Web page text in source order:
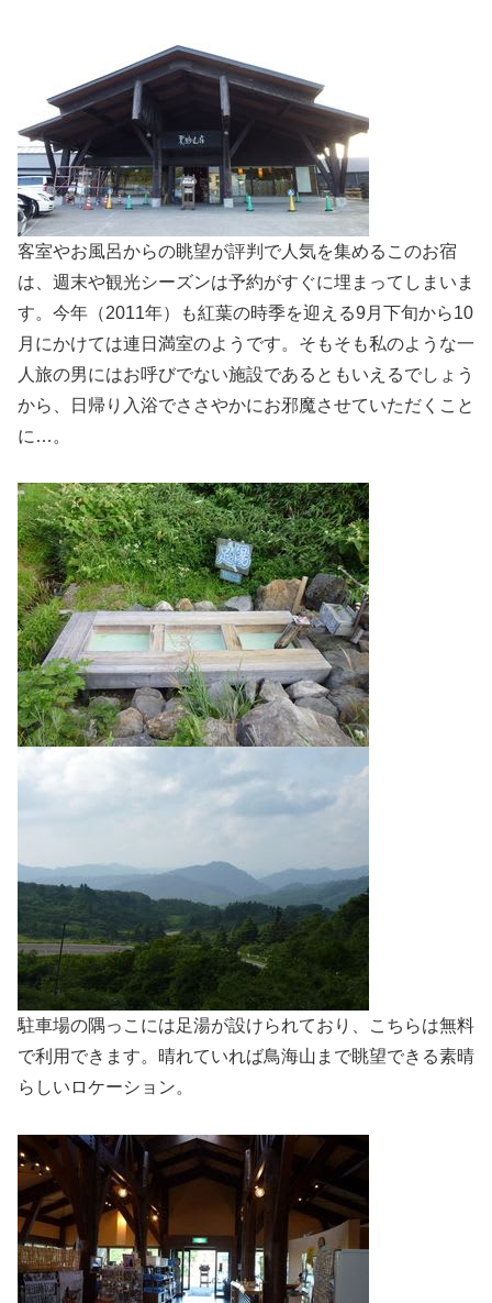
客室やお風呂からの眺望が評判で人気を集めるこのお宿
は、週末や観光シーズンは予約がすぐに埋まってしまいま
す。今年（2011年）も紅葉の時季を迎える9月下旬から10
月にかけては連日満室のようです。そもそも私のような一
人旅の男にはお呼びでない施設であるともいえるでしょう
から、日帰り入浴でささやかにお邪魔させていただくこと
に…。
駐車場の隅っこには足湯が設けられており、こちらは無料
で利用できます。晴れていれば鳥海山まで眺望できる素晴
らしいロケーション。